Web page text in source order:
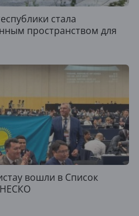
стала
пространством для
вошли в Список